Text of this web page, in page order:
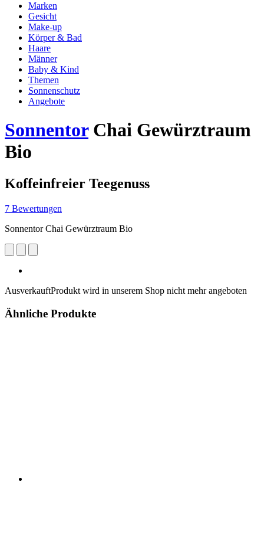
Marken
Gesicht
Make-up
Körper & Bad
Haare
Männer
Baby & Kind
Themen
Sonnenschutz
Angebote
SonnentorChai Gewürztraum
Bio
Koffeinfreier Teegenuss
7 Bewertungen
Sonnentor Chai Gewürztraum Bio
AusverkauftProdukt wird in unserem Shop nicht mehr angeboten
Ähnliche Produkte